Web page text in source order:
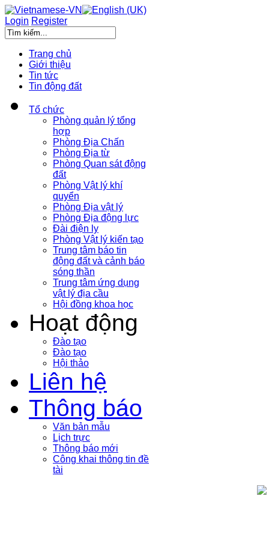
Login Register
Trang chủ
Giới thiệu
Tin tức
Tin động đất
Tổ chức
Phòng quản lý tổng
hợp
Phòng Địa Chấn
Phòng Địa từ
Phòng Quan sát động
đất
Phòng Vật lý khí
quyển
Phòng Địa vật lý
Phòng Địa động lực
Đài điện ly
Phòng Vật lý kiến tạo
Trung tâm báo tin
động đất và cảnh báo
sóng thần
Trung tâm ứng dụng
vật lý địa cầu
Hội đồng khoa học
Hoạt động
Đào tạo
Đào tạo
Hội thảo
Liên hệ
Thông báo
Văn bản mẫu
Lịch trực
Thông báo mới
Công khai thông tin đề
tài